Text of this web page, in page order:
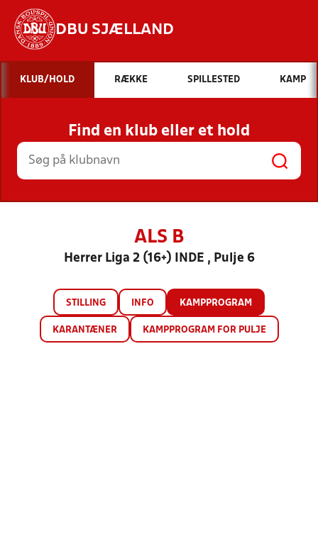
DBU SJÆLLAND
Hvad vil du søge efter?
INDHOLD OG NYHEDER
STILLINGER, RESULTATER, KLUBBER OG
HOLD
KLUB/HOLD RÆKKE SPILLESTED KAMP
Find en klub eller et hold
ALS B
Herrer Liga 2 (16+) INDE , Pulje 6
STILLING INFO KAMPPROGRAM
KARANTÆNER KAMPPROGRAM FOR PULJE